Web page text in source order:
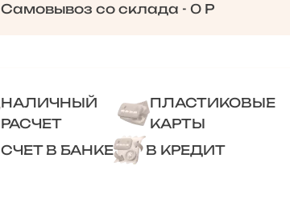
Самовывоз со склада - 0 Р
НАЛИЧНЫЙ
РАСЧЕТ
ПЛАСТИКОВЫЕ
КАРТЫ
СЧЕТ В БАНКЕ
В КРЕДИТ